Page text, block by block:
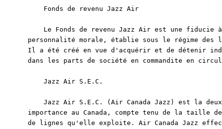
    Fonds de revenu Jazz Air
Le Fonds de revenu Jazz Air est une fiducie
personnalité morale, établie sous le régime
Il a été créé en vue d'acquérir et de détenir
dans les parts de société en commandite en
    Jazz Air S.E.C.
Jazz Air S.E.C. (Air Canada Jazz) est la
importance au Canada, compte tenu de la taille
de lignes qu'elle exploite. Air Canada Jazz